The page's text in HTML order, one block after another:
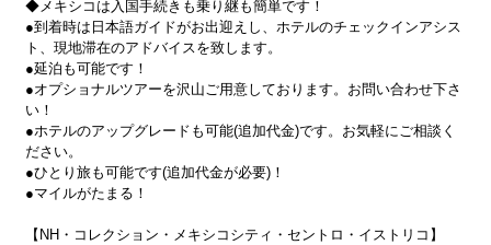
◆メキシコは入国手続きも乗り継も簡単です！
●到着時は日本語ガイドがお出迎えし、ホテルのチェックインアシス
ト、現地滞在のアドバイスを致します。
●延泊も可能です！
●オプショナルツアーを沢山ご用意しております。お問い合わせ下さ
い！
●ホテルのアップグレードも可能(追加代金)です。お気軽にご相談く
ださい。
●ひとり旅も可能です(追加代金が必要)！
●マイルがたまる！
【NH・コレクション・メキシコシティ・セントロ・イストリコ】